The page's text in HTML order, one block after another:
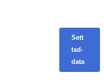
Sett
tad-
data